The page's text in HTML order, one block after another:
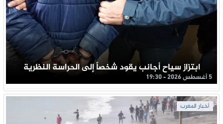
ابتزاز سياح أجانب يقود شخصاً إلى الحراسة النظرية
5 أغسطس 2026 - 19:30
أخبار المغرب